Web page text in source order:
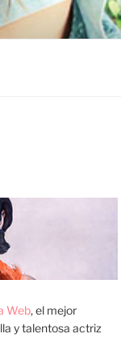
Web, el mejor
y talentosa actriz